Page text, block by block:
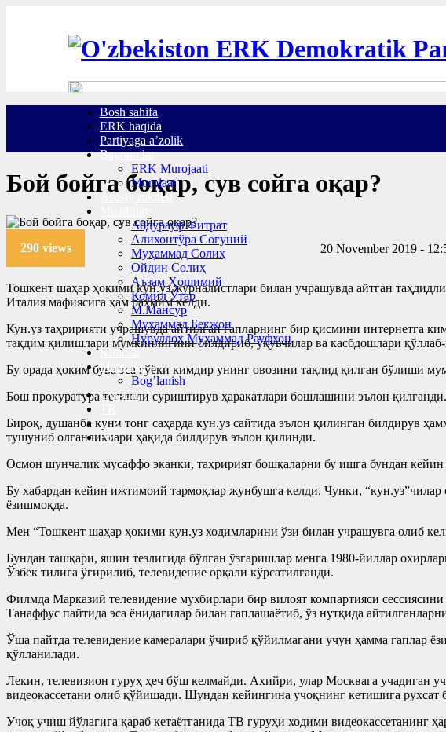
Bosh sahifa
ERK haqida
Partiyaga a’zolik
Bayonotlar
ERK Murojaati
Murojaat
Asosiy ruknlar
Абдурауф Фитрат
Алихонтўра Соғуний
Муҳаммад Солиҳ
Ойдин Солиҳ
Аъзам Ҳошимий
Комил Ўтар
М.Мансур
Муҳаммад Бекжон
Нуруллоҳ Муҳаммад Рауфхон
Kitoblar
Manzillar
Bog’lanish
Cyr-Lat
O’Z
РУ
Бой бойга боқар, сув сойга оқар?
290 views 20 November 2019 -
Тошкент шаҳар ҳокими кун.уз журналистлари билан учрашувда айтган
Италия мафиясига ҳам раҳмим келди.
Кун.уз таҳририяти учрашувда айтилган гапларнинг бир қисмини интернетга
тақдим қилишлари мумкинлигини билдириб, ўқувчилар ва касбдошлари
Бу орада ҳоким бува эса гўёки кимдир унинг овозини тақлид қилган бўлиши
Бош прокуратура тегишли суриштирув ҳаракатлари бошлашини эълон қилганди.
Бироқ, душанба куни тонг саҳарда кун.уз сайтида эълон қилинган билдирув
тушуниб олганликлари ҳақида билдирув эълон қилинди.
Осмон шунчалик мусаффо эканки, таҳририят бошқаларни бу ишга бундан
Бу хабардан кейин ижтимоий тармоқлар жунбушга келди. Чунки,
ёзишмоқда.
Мен “Тошкент шаҳар ҳокими кун.уз ходимларини ўзи билан учрашувга олиб
Бундан ташқари, яшин тезлигида бўлган ўзгаришлар менга 1980-йиллар
Ўзбек тилига ўгирилиб, телевидение орқали кўрсатилганди.
Филмда Марказий телевидение мухбирлари бир вилоят компартияси
Танаффус пайтида эса ёнидагилар билан гаплашаётиб, ўз нутқида
Ўша пайтда телевидение камералари ўчириб қўйилмагани учун ҳамма гаплар
қўлланилади.
Лекин, телевизион гуруҳ ҳеч бўш келмайди. Ахийри, улар Москвага учадиган
видеокассетани олиб қўйишади. Шундан кейингина учоқнинг кетишига рухсат
Учоқ учиш йўлагига қараб кетаётганида ТВ гуруҳи ходими видеокассетанинг